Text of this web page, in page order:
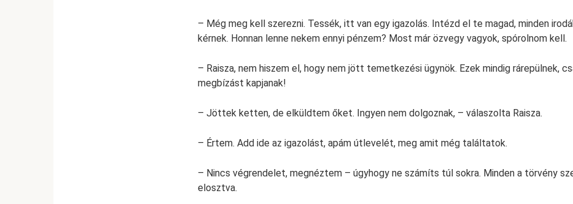
– Még meg kell szerezni. Tessék, itt van egy igazolás. Intézd el te magad, minden
kérnek. Honnan lenne nekem ennyi pénzem? Most már özvegy vagyok, spórolnom kell.
– Raisza, nem hiszem el, hogy nem jött temetkezési ügynök. Ezek mindig rárepülnek,
megbízást kapjanak!
– Jöttek ketten, de elküldtem őket. Ingyen nem dolgoznak, – válaszolta Raisza.
– Értem. Add ide az igazolást, apám útlevelét, meg amit még találtatok.
– Nincs végrendelet, megnéztem – úgyhogy ne számíts túl sokra. Minden a törvény
elosztva.